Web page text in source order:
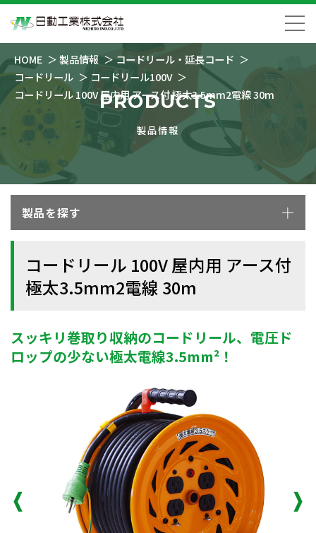
HOME 製品情報
コードリール・延長コード
コードリール
コードリール100V
コードリール 100V 屋内用 アース付 極太3.5mm2電線 30m
PRODUCTS
製品情報
製品を探す
コードリール 100V 屋内用 アース付
極太3.5mm2電線 30m
スッキリ巻取り収納のコードリール、電圧ド
ロップの少ない極太電線3.5mm²！